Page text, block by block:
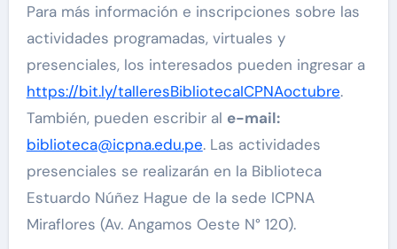
Para más información e inscripciones sobre las
actividades programadas, virtuales y
presenciales, los interesados pueden ingresar a
https://bit.ly/talleresBibliotecaICPNAoctubre.
También, pueden escribir al e-mail:
biblioteca@icpna.edu.pe. Las actividades
presenciales se realizarán en la Biblioteca
Estuardo Núñez Hague de la sede ICPNA
Miraflores (Av. Angamos Oeste N° 120).